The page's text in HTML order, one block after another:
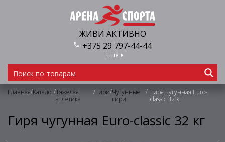
ЖИВИ АКТИВНО
+375 29 797-44-44
Еще
Главная/Каталог/Тяжелая
атлетика
/Гири/Чугунные
гири
/ Гиря чугунная Euro-
classic 32 кг
Гиря чугунная Euro-classic 32 кг